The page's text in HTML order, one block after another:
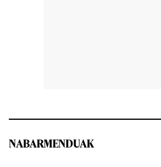
NABARMENDUAK